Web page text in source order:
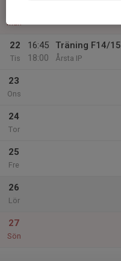
Mån
22
Tis
16:45
18:00
Träning F14/15
Årsta IP
23
Ons
24
Tor
25
Fre
26
Lör
27
Sön